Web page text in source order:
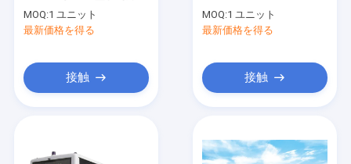
空港コーチ
MOQ:1 ユニット
最新価格を得る
接触
チします: 2008 年
MOQ:1 ユニット
最新価格を得る
接触